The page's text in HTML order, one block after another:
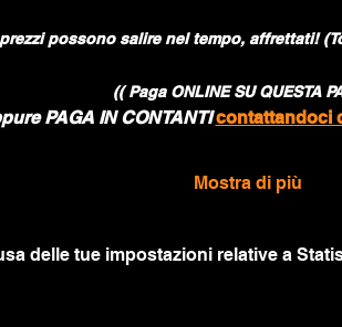
possono salire nel tempo, affrettati!
(( Paga ONLINE SU QUESTA
PAGA IN CONTANTI contattandoci
Mostra di più
delle tue impostazioni relative a